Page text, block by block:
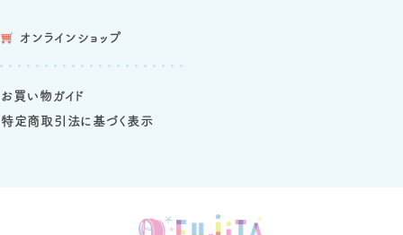
オンラインショップ
お買い物ガイド
特定商取引法に基づく表示